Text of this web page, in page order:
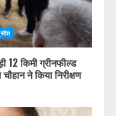
12 किमी ग्रीनफील्ड
ने किया निरीक्षण